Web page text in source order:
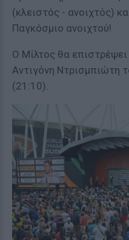
(κλειστός - ανοιχτός)
Παγκόσμιο ανοιχτού!
Ο Μίλτος θα
Αντιγόνη Ντρισμπιώτη
(21:10).